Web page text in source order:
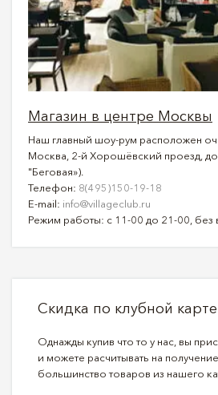
Магазин в центре Москвы
Наш главный шоу-рум расположен
Москва, 2-й Хорошёвский проезд,
"Беговая»).
Телефон: 8(495)150-19-18
E-mail: info@villageclub.ru
Режим работы: с 11-00 до 21-00, без
Скидка по клубной карте
Однажды купив что то у нас, вы
и можете расчитывать на
большинство товаров из нашего